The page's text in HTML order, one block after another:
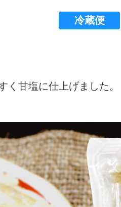
冷蔵便
く甘塩に仕上げました。